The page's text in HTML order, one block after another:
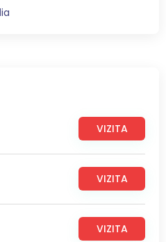
VIZITA
VIZITA
VIZITA